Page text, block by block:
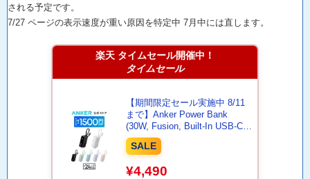
される予定です。
7/27 ページの表示速度が重い原因を特定中 7月中には直します。
楽天 タイムセール開催中！
タイムセール
【期間限定セール実施中 8/11
まで】Anker Power Bank
(30W, Fusion, Built-In USB-C
ケーブル ライトニングケーブ
ル) (5000mAh 22.5W出力モバ
イルバッテリー搭載 30W出力
USB充電器) / LEDディスプレ
SALE
¥4,490